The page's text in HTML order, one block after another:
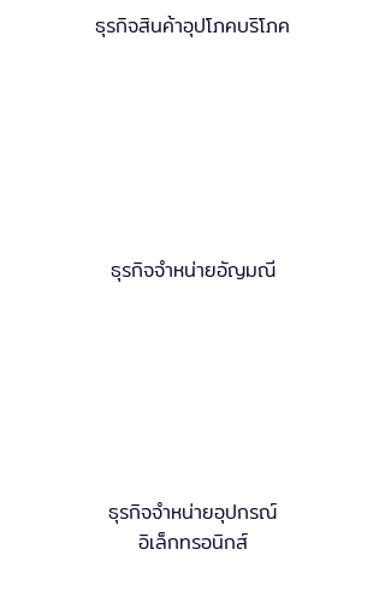
ธุรกิจสินค้าอุปโภคบริโภค
ธุรกิจจำหน่ายอัญมณี
ธุรกิจจำหน่ายอุปกรณ์
อิเล็กทรอนิกส์